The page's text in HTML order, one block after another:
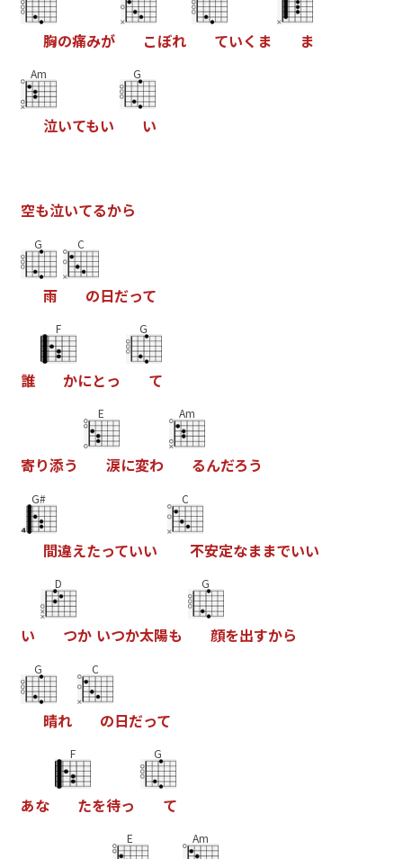
胸の痛みが こぼれ ていく ま ま
Am
泣いてもい
G
い
空も泣いてるから
G
雨
C
の日だって
誰
F
かにとっ
G
て
寄り添う
E
涙に変わ
Am
るんだろう
G#
間違えたっていい
C
不安定なままでいい
い
D
つか いつか太陽も
G
顔を出すから
G
晴れ
C
の日だって
あな
F
たを待っ
G
て
E Am